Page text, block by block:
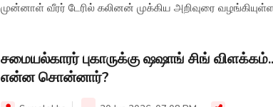
முன்னாள் வீரர் டேரில் கலினன் முக்கிய அறிவுரை
சமையல்காரர் புகாருக்கு ஷஷாங் சிங்
என்ன சொன்னார்?